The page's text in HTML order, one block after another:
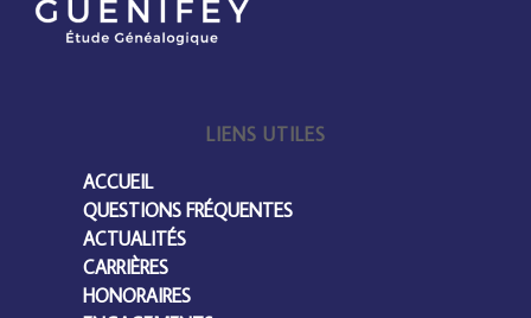
LIENS UTILES
ACCUEIL
QUESTIONS FRÉQUENTES
ACTUALITÉS
CARRIÈRES
HONORAIRES